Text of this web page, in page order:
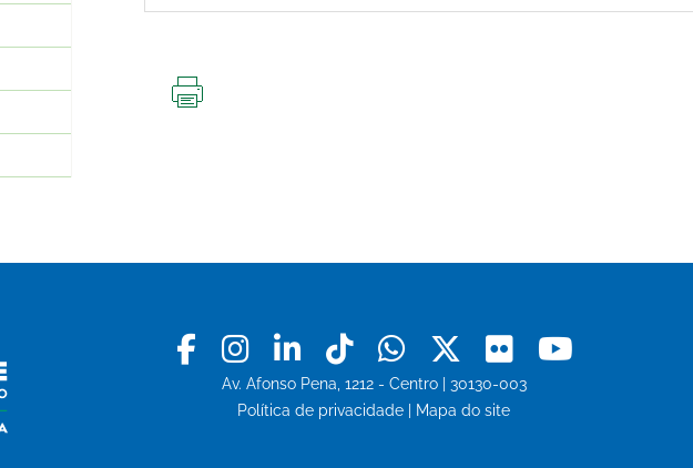
Facebook
Instagram
LinkedinTiktokWhatsapp
X Flickr
Av. Afonso Pena, 1212 - Centro | 30130-003
Política de privacidade
Mapa do site